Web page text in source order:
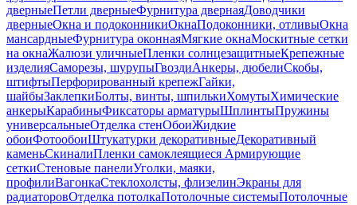
дверныеПетли дверныеФурнитура двернаяДоводчики
дверныеОкна и подоконникиОкнаПодоконники, отливыОкна
мансардныеФурнитура оконнаяМягкие окнаМоскитные сетки
на окнаЖалюзи уличныеПленки солнцезащитныеКрепежные
изделияСаморезы, шурупыГвоздиАнкеры, дюбелиСкобы,
штифтыПерфорированный крепежГайки,
шайбыЗаклепкиБолты, винты, шпилькиХомутыХимические
анкерыКарабиныФиксаторы арматурыШплинтыПружины
универсальныеОтделка стенОбоиЖидкие
обоиФотообоиШтукатурки декоративныеДекоративный
каменьСкиналиПленки самоклеящиеся Армирующие
сеткиСтеновые панелиУголки, маяки,
профилиВагонкаСтеклохолсты, флизелинЭкраны для
радиаторовОтделка потолкаПотолочные системыПотолочные